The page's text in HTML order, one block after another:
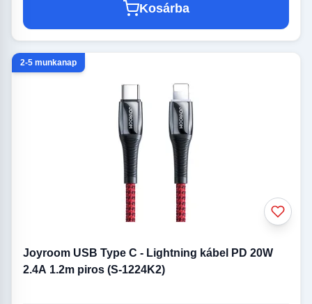
Kosárba
2-5 munkanap
Joyroom USB Type C - Lightning kábel PD 20W
2.4A 1.2m piros (S-1224K2)